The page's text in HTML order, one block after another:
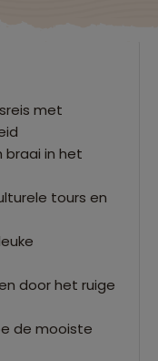
met
braai in het
tours en
door het ruige
de mooiste